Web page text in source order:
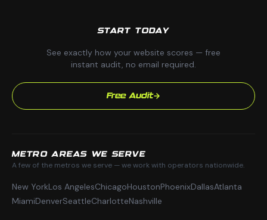
START TODAY
See exactly how your website scores — free
instant audit, no email required.
Free Audit
METRO AREAS WE SERVE
A few of the metros we serve — we work with operators nationwide.
New YorkLos AngelesChicagoHoustonPhoenixDallasAtlanta
MiamiDenverSeattleCharlotteNashville